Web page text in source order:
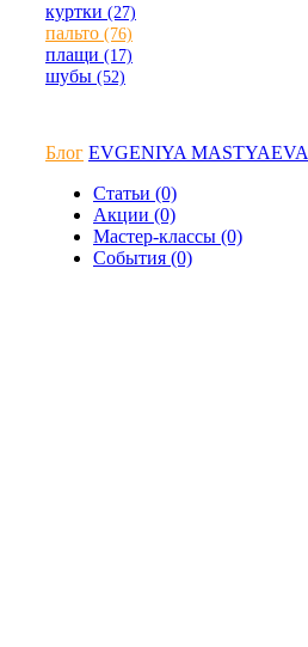
куртки (27)
пальто (76)
плащи (17)
шубы (52)
Блог EVGENIYA MASTYAEVA
Статьи (0)
Акции (0)
Мастер-классы (0)
События (0)